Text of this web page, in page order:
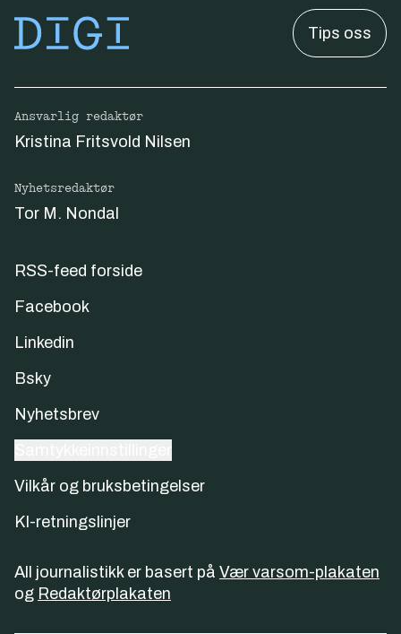
Tips oss
Ansvarlig redaktør
Kristina Fritsvold Nilsen
Nyhetsredaktør
Tor M. Nondal
RSS-feed forside
Facebook
Linkedin
Bsky
Nyhetsbrev
Vilkår og bruksbetingelser
KI-retningslinjer
All journalistikk er basert på Vær varsom-plakaten
og Redaktørplakaten